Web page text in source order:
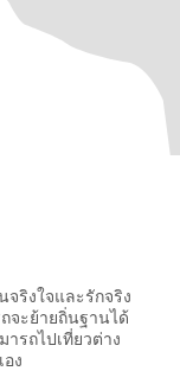
จริงใจและรักจริง
จะย้ายถิ่นฐานได้
รถไปเที่ยวต่าง
ง